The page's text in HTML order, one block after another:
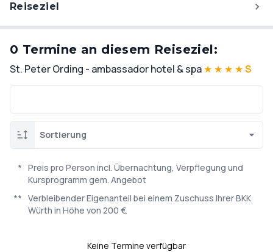
Reiseziel
0 Termine an diesem Reiseziel:
St. Peter Ording - ambassador hotel & spa★ ★ ★ ★S
Sortierung
* Preis pro Person incl. Übernachtung, Verpflegung und
Kursprogramm gem. Angebot
** Verbleibender Eigenanteil bei einem Zuschuss Ihrer BKK
Würth in Höhe von 200 €.
Keine Termine verfügbar